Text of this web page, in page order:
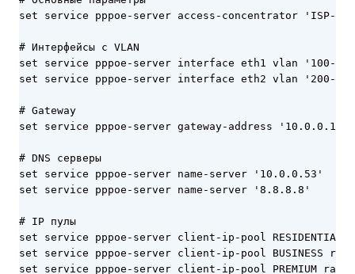
set service pppoe-server access-concentrator 'ISP-
# Интерфейсы с VLAN
set service pppoe-server interface eth1 vlan '100-
set service pppoe-server interface eth2 vlan '200-
# Gateway
set service pppoe-server gateway-address '10.0.0.1'
# DNS серверы
set service pppoe-server name-server '10.0.0.53'
set service pppoe-server name-server '8.8.8.8'
# IP пулы
set service pppoe-server client-ip-pool RESIDENTIAL
set service pppoe-server client-ip-pool BUSINESS
set service pppoe-server client-ip-pool PREMIUM